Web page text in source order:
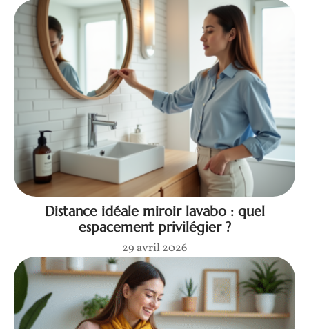
Distance idéale miroir lavabo : quel
espacement privilégier ?
29 avril 2026